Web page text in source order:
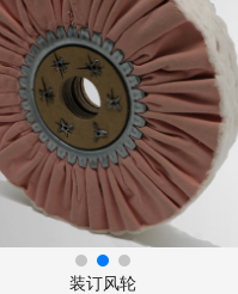
装订风轮